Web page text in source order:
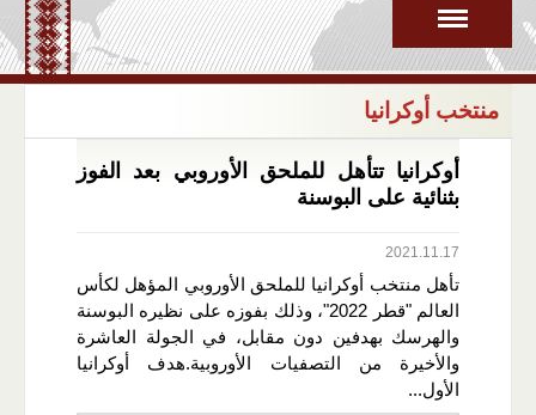
منتخب أوكرانيا
أوكرانيا تتأهل للملحق الأوروبي بعد الفوز
بثنائية على البوسنة
2021.11.17
تأهل منتخب أوكرانيا للملحق الأوروبي المؤهل لكأس
العالم "قطر 2022"، وذلك بفوزه على نظيره البوسنة
والهرسك بهدفين دون مقابل، في الجولة العاشرة
والأخيرة من التصفيات الأوروبية.هدف أوكرانيا
الأول...